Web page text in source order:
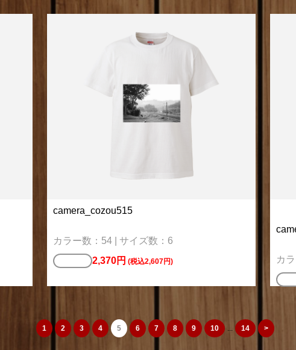
camera_cozou515
カラー数：54 | サイズ数：6
2,370円 (税込2,607円) カ
1 2 3 4 5 6 7 8 9 10 ... 14 >